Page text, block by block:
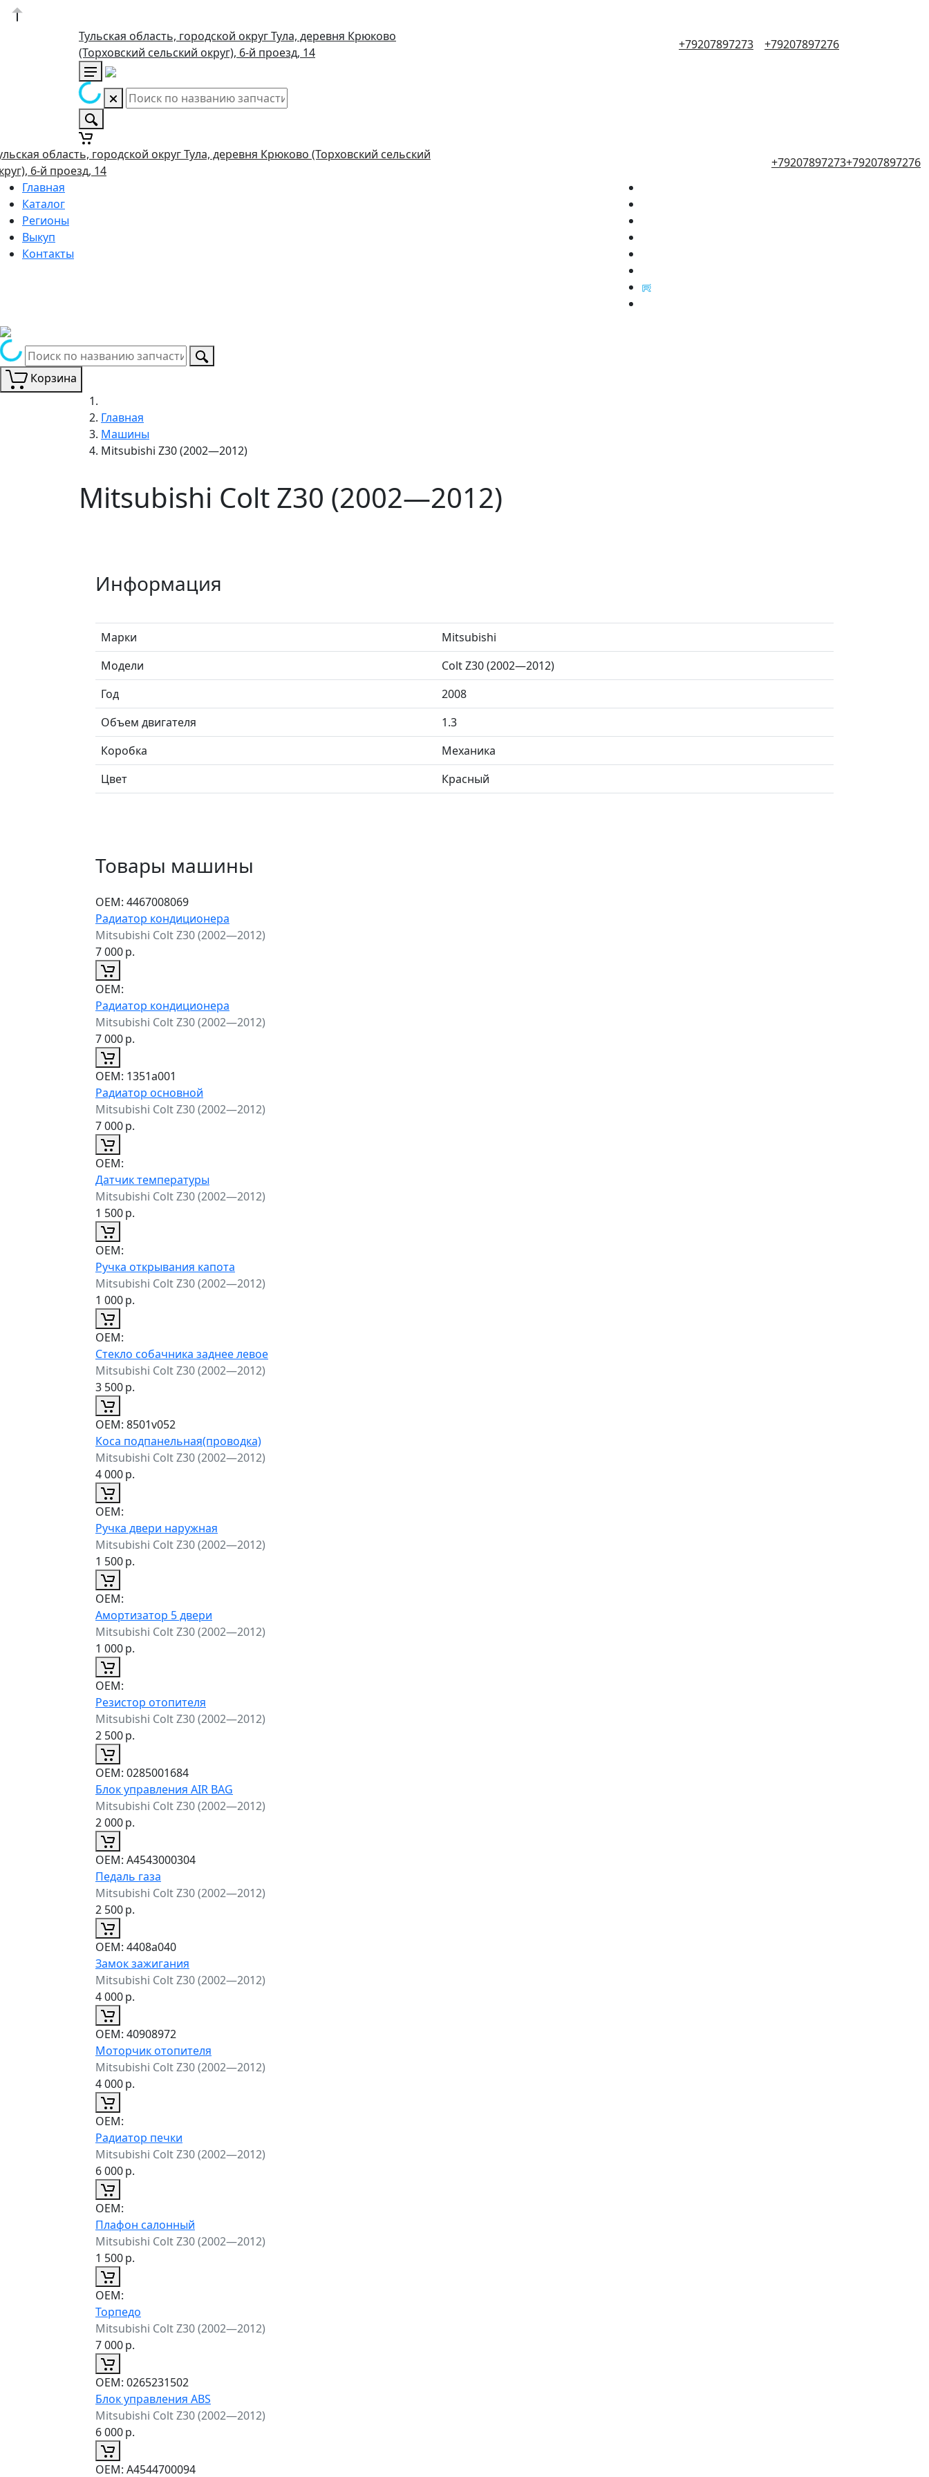
Тульская область, городской округ Тула, деревня Крюково
(Торховский сельский округ), 6-й проезд, 14
+79207897273 +79207897276
область, городской округ Тула, деревня Крюково (Торховский сельский
6-й проезд, 14
+79207897273+79207897276
Главная
Каталог
Регионы
Выкуп
Контакты
Корзина
Главная
Машины
Mitsubishi Z30 (2002—2012)
Mitsubishi Colt Z30 (2002—2012)
Информация
Марки
Mitsubishi
Модели
Colt Z30 (2002—2012)
Год
2008
Объем двигателя
1.3
Коробка
Механика
Цвет
Красный
Товары машины
ОЕМ: 4467008069
Радиатор кондиционера
Mitsubishi Colt Z30 (2002—2012)
7 000р.
ОЕМ:
Радиатор кондиционера
Mitsubishi Colt Z30 (2002—2012)
7 000р.
ОЕМ: 1351a001
Радиатор основной
Mitsubishi Colt Z30 (2002—2012)
7 000р.
ОЕМ:
Датчик температуры
Mitsubishi Colt Z30 (2002—2012)
1 500р.
ОЕМ:
Ручка открывания капота
Mitsubishi Colt Z30 (2002—2012)
1 000р.
ОЕМ:
Стекло собачника заднее левое
Mitsubishi Colt Z30 (2002—2012)
3 500р.
ОЕМ: 8501v052
Коса подпанельная(проводка)
Mitsubishi Colt Z30 (2002—2012)
4 000р.
ОЕМ:
Ручка двери наружная
Mitsubishi Colt Z30 (2002—2012)
1 500р.
ОЕМ:
Амортизатор 5 двери
Mitsubishi Colt Z30 (2002—2012)
1 000р.
ОЕМ:
Резистор отопителя
Mitsubishi Colt Z30 (2002—2012)
2 500р.
ОЕМ: 0285001684
Блок управления AIR BAG
Mitsubishi Colt Z30 (2002—2012)
2 000р.
ОЕМ: A4543000304
Педаль газа
Mitsubishi Colt Z30 (2002—2012)
2 500р.
ОЕМ: 4408a040
Замок зажигания
Mitsubishi Colt Z30 (2002—2012)
4 000р.
ОЕМ: 40908972
Моторчик отопителя
Mitsubishi Colt Z30 (2002—2012)
4 000р.
ОЕМ:
Радиатор печки
Mitsubishi Colt Z30 (2002—2012)
6 000р.
ОЕМ:
Плафон салонный
Mitsubishi Colt Z30 (2002—2012)
1 500р.
ОЕМ:
Торпедо
Mitsubishi Colt Z30 (2002—2012)
7 000р.
ОЕМ: 0265231502
Блок управления ABS
Mitsubishi Colt Z30 (2002—2012)
6 000р.
ОЕМ: A4544700094